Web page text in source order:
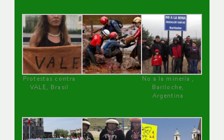
Protestas contra
VALE, Brasil
No a la minería ,
Bariloche,
Argentina